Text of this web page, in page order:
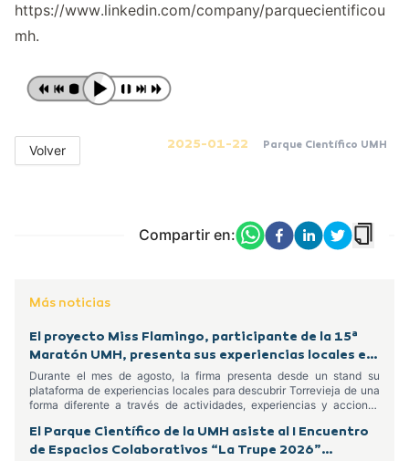
https://www.linkedin.com/company/parquecientificou
mh.
Volver 2025-01-22 Parque Científico UMH
Compartir en:
Más noticias
El proyecto Miss Flamingo, participante de la 15ª
Maratón UMH, presenta sus experiencias locales en
el Centro Comercial Habaneras
Durante el mes de agosto, la firma presenta desde un stand su
plataforma de experiencias locales para descubrir Torrevieja de una
forma diferente a través de actividades, experiencias y acciones
El Parque Científico de la UMH asiste al I Encuentro
de Espacios Colaborativos “La Trupe 2026”